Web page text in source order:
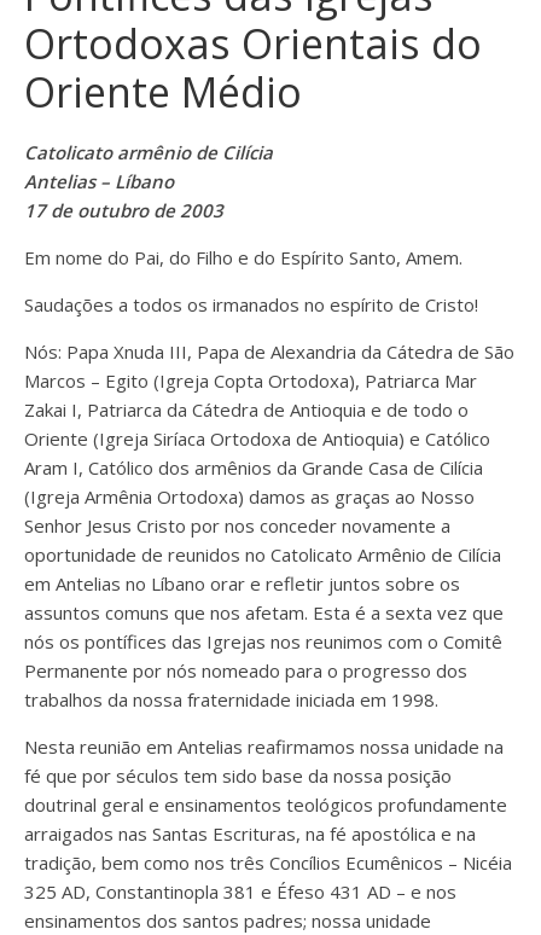
Ortodoxas Orientais do
Oriente Médio
Catolicato armênio de Cilícia
Antelias – Líbano
17 de outubro de 2003
Em nome do Pai, do Filho e do Espírito Santo, Amem.
Saudações a todos os irmanados no espírito de Cristo!
Nós: Papa Xnuda III, Papa de Alexandria da Cátedra de São
Marcos – Egito (Igreja Copta Ortodoxa), Patriarca Mar
Zakai I, Patriarca da Cátedra de Antioquia e de todo o
Oriente (Igreja Siríaca Ortodoxa de Antioquia) e Católico
Aram I, Católico dos armênios da Grande Casa de Cilícia
(Igreja Armênia Ortodoxa) damos as graças ao Nosso
Senhor Jesus Cristo por nos conceder novamente a
oportunidade de reunidos no Catolicato Armênio de Cilícia
em Antelias no Líbano orar e refletir juntos sobre os
assuntos comuns que nos afetam. Esta é a sexta vez que
nós os pontífices das Igrejas nos reunimos com o Comitê
Permanente por nós nomeado para o progresso dos
trabalhos da nossa fraternidade iniciada em 1998.
Nesta reunião em Antelias reafirmamos nossa unidade na
fé que por séculos tem sido base da nossa posição
doutrinal geral e ensinamentos teológicos profundamente
arraigados nas Santas Escrituras, na fé apostólica e na
tradição, bem como nos três Concílios Ecumênicos – Nicéia
325 AD, Constantinopla 381 e Éfeso 431 AD – e nos
ensinamentos dos santos padres; nossa unidade